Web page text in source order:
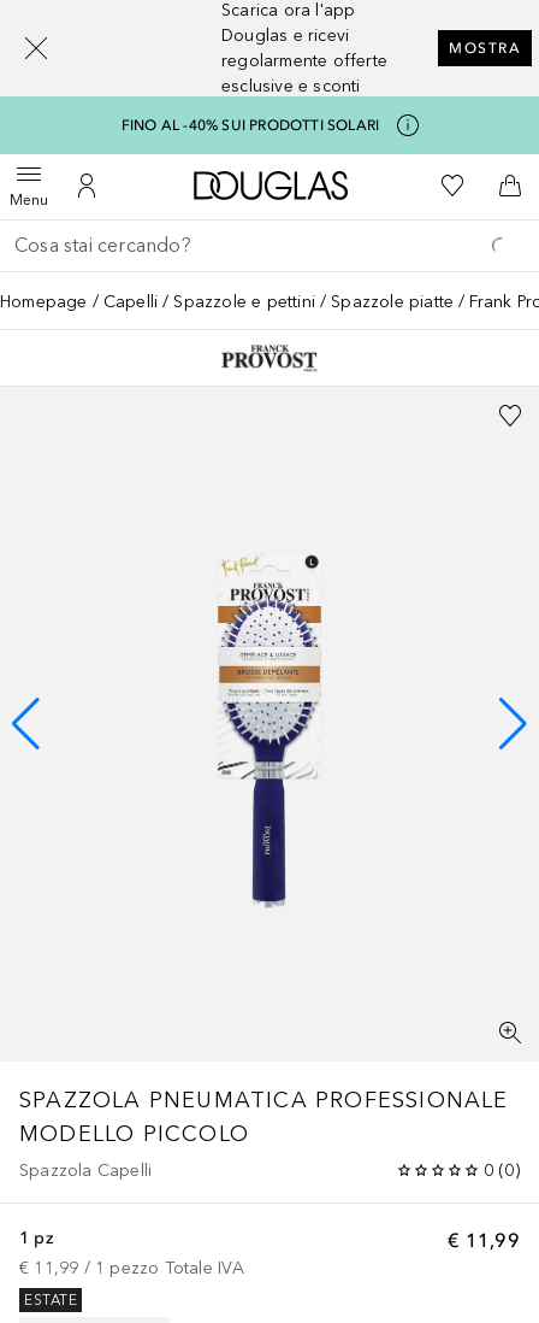
Scarica ora l'app
Douglas e ricevi
regolarmente offerte
esclusive e sconti
MOSTRA
FINO AL -40% SUI PRODOTTI SOLARI
MenuApri menuAl Mio Account
A Douglas HomeAlla Mia
Al
Torna indietro
Esegui ricerca
Homepage Capelli Spazzole e pettini Spazzole piatte Frank
SPAZZOLA PNEUMATICA PROFESSIONALE
MODELLO PICCOLO
Spazzola Capelli 0 (0)
€ 11,99
1 pz
€ 11,99 / 1 pezzo Totale IVA
ESTATE
[navigation.slideout.screenreader]